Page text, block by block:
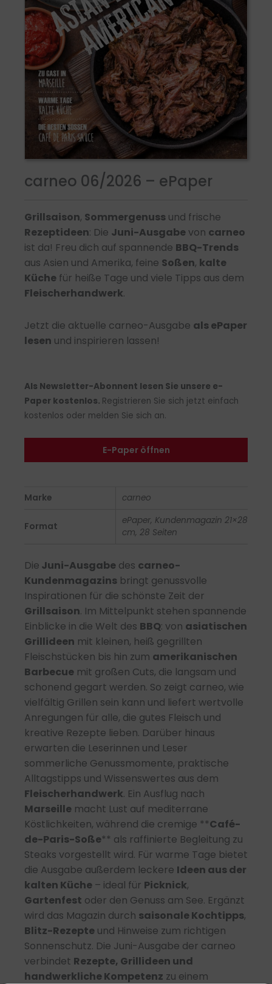
carneo 06/2026 – ePaper
Grillsaison, Sommergenuss und frische
Rezeptideen: Die Juni-Ausgabevon carneo
ist da! Freu dich auf spannende BBQ-Trends
aus Asien und Amerika, feine Soßen, kalte
Küche für heiße Tage und viele Tipps aus dem
Fleischerhandwerk.
Jetzt die aktuelle carneo-Ausgabe als ePaper
lesen und inspirieren lassen!
Als Newsletter-Abonnent lesen Sie unsere e-
Paper kostenlos. Registrieren Sie sich jetzt einfach
kostenlos oder melden Sie sich an.
E-Paper öffnen
Marke carneo
Format
ePaper, Kundenmagazin 21×28
cm, 28 Seiten
Die Juni-Ausgabe des carneo-
Kundenmagazins bringt genussvolle
Inspirationen für die schönste Zeit der
Grillsaison. Im Mittelpunkt stehen spannende
Einblicke in die Welt des BBQ: von asiatischen
Grillideen mit kleinen, heiß gegrillten
Fleischstücken bis hin zum amerikanischen
Barbecue mit großen Cuts, die langsam und
schonend gegart werden. So zeigt carneo, wie
vielfältig Grillen sein kann und liefert wertvolle
Anregungen für alle, die gutes Fleisch und
kreative Rezepte lieben. Darüber hinaus
erwarten die Leserinnen und Leser
sommerliche Genussmomente, praktische
Alltagstipps und Wissenswertes aus dem
Fleischerhandwerk. Ein Ausflug nach
Marseille macht Lust auf mediterrane
Köstlichkeiten, während die cremige **Café-
de-Paris-Soße** als raffinierte Begleitung zu
Steaks vorgestellt wird. Für warme Tage bietet
die Ausgabe außerdem leckere Ideen aus der
kalten Küche – ideal für Picknick,
Gartenfest oder den Genuss am See. Ergänzt
wird das Magazin durch saisonale Kochtipps,
Blitz-Rezepte und Hinweise zum richtigen
Sonnenschutz. Die Juni-Ausgabe der carneo
verbindet Rezepte, Grillideen und
handwerkliche Kompetenz zu einem